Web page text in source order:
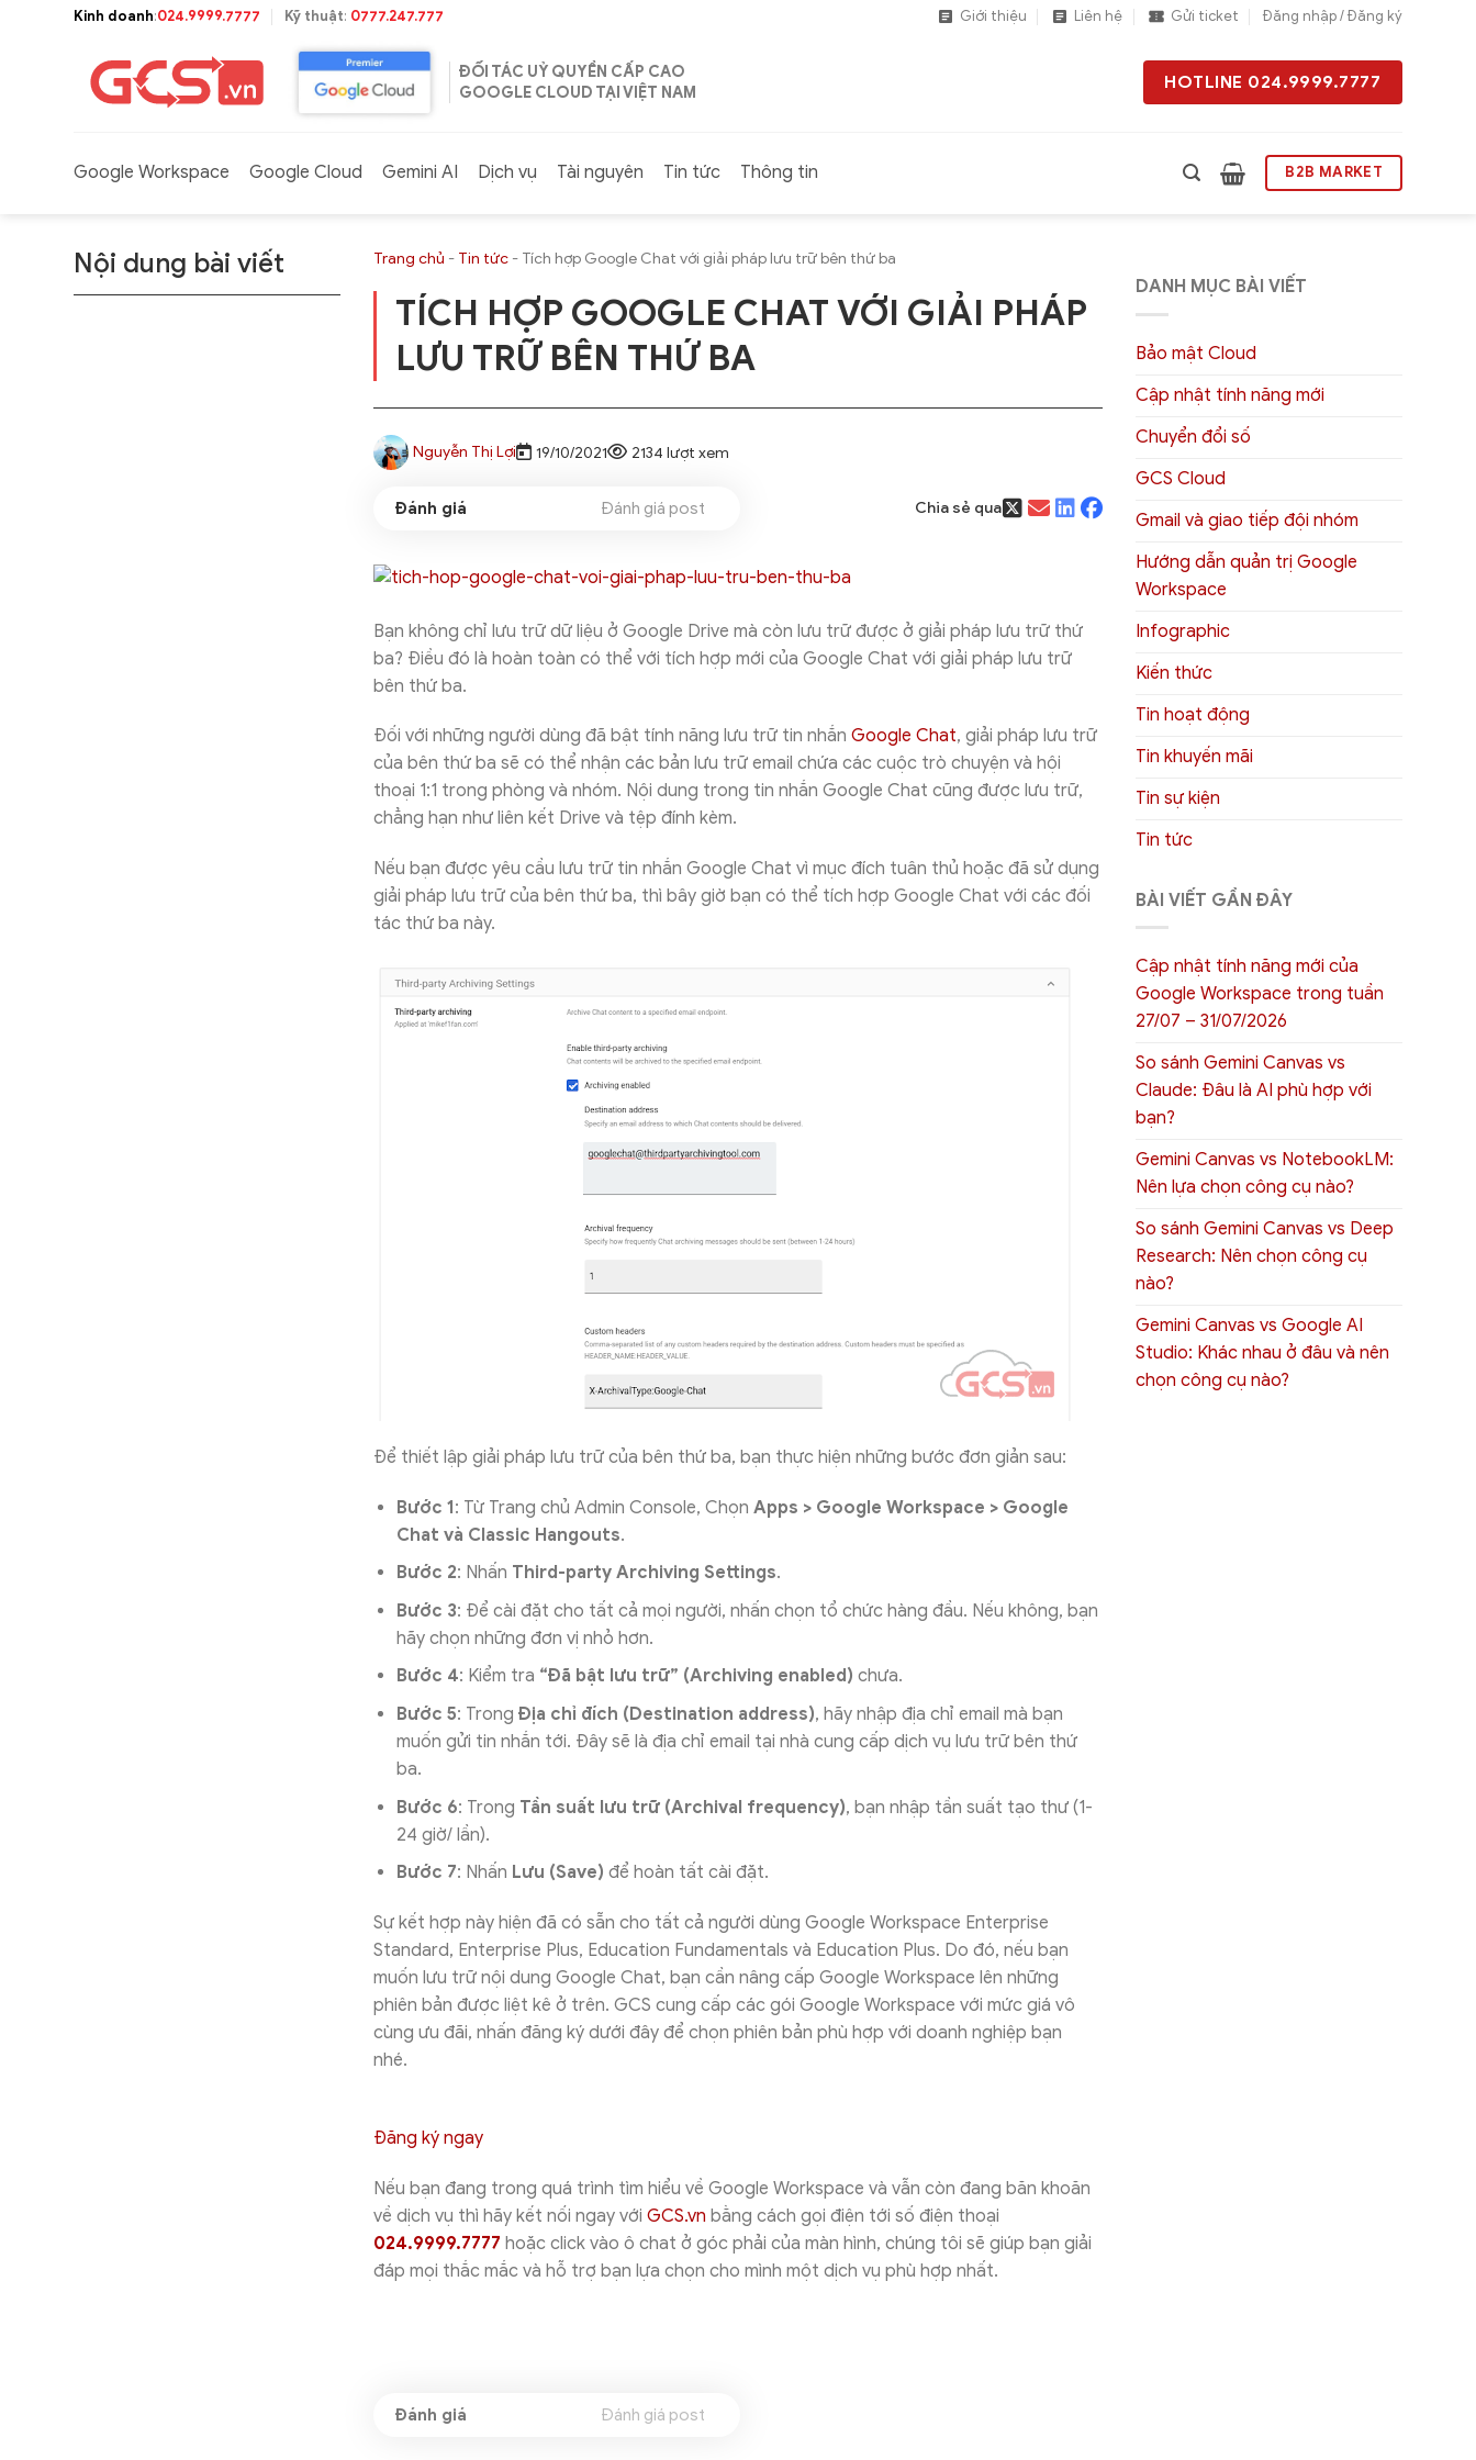
Kinh doanh:024.9999.7777 Kỹ thuật: 0777.247.777 Giới thiệu Liên hệ Gửi ticket Đăng nhập / Đăng ký
ĐỐI TÁC UỶ QUYỀN CẤP CAO
GOOGLE CLOUD TẠI VIỆT NAM
HOTLINE 024.9999.7777
Google Workspace Google Cloud Gemini AI Dịch vụ Tài nguyên Tin tức Thông tin B2B MARKET
Nội dung bài viết Trang chủ - Tin tức- Tích hợp Google Chat với giải pháp lưu trữ bên thứ ba
TÍCH HỢP GOOGLE CHAT VỚI GIẢI PHÁP
LƯU TRỮ BÊN THỨ BA
Nguyễn Thị Lợi 19/10/2021 2134 lượt xem
Đánh giá post Chia sẻ qua
Bạn không chỉ lưu trữ dữ liệu ở Google Drive mà còn lưu trữ được ở giải pháp lưu trữ thứ
ba? Điều đó là hoàn toàn có thể với tích hợp mới của Google Chat với giải pháp lưu trữ
bên thứ ba.
Đối với những người dùng đã bật tính năng lưu trữ tin nhắn Google Chat, giải pháp lưu trữ
của bên thứ ba sẽ có thể nhận các bản lưu trữ email chứa các cuộc trò chuyện và hội
thoại 1:1 trong phòng và nhóm. Nội dung trong tin nhắn Google Chat cũng được lưu trữ,
chẳng hạn như liên kết Drive và tệp đính kèm.
Nếu bạn được yêu cầu lưu trữ tin nhắn Google Chat vì mục đích tuân thủ hoặc đã sử dụng
giải pháp lưu trữ của bên thứ ba, thì bây giờ bạn có thể tích hợp Google Chat với các đối
tác thứ ba này.
Để thiết lập giải pháp lưu trữ của bên thứ ba, bạn thực hiện những bước đơn giản sau:
Bước 1: Từ Trang chủ Admin Console, Chọn Apps > Google Workspace > Google
Chat và Classic Hangouts.
Bước 2: Nhấn Third-party Archiving Settings.
Bước 3: Để cài đặt cho tất cả mọi người, nhấn chọn tổ chức hàng đầu. Nếu không, bạn
hãy chọn những đơn vị nhỏ hơn.
Bước 4: Kiểm tra “Đã bật lưu trữ” (Archiving enabled) chưa.
Bước 5: Trong Địa chỉ đích (Destination address), hãy nhập địa chỉ email mà bạn
muốn gửi tin nhắn tới. Đây sẽ là địa chỉ email tại nhà cung cấp dịch vụ lưu trữ bên thứ
ba.
Bước 6: Trong Tần suất lưu trữ (Archival frequency), bạn nhập tần suất tạo thư (1-
24 giờ/ lần).
Bước 7: Nhấn Lưu (Save) để hoàn tất cài đặt.
Sự kết hợp này hiện đã có sẵn cho tất cả người dùng Google Workspace Enterprise
Standard, Enterprise Plus, Education Fundamentals và Education Plus. Do đó, nếu bạn
muốn lưu trữ nội dung Google Chat, bạn cần nâng cấp Google Workspace lên những
phiên bản được liệt kê ở trên. GCS cung cấp các gói Google Workspace với mức giá vô
cùng ưu đãi, nhấn đăng ký dưới đây để chọn phiên bản phù hợp với doanh nghiệp bạn
nhé.
Đăng ký ngay
Nếu bạn đang trong quá trình tìm hiểu về Google Workspace và vẫn còn đang băn khoăn
về dịch vụ thì hãy kết nối ngay với GCS.vn bằng cách gọi điện tới số điện thoại
024.9999.7777 hoặc click vào ô chat ở góc phải của màn hình, chúng tôi sẽ giúp bạn giải
đáp mọi thắc mắc và hỗ trợ bạn lựa chọn cho mình một dịch vụ phù hợp nhất.
Đánh giá post
DANH MỤC BÀI VIẾT
Bảo mật Cloud
Cập nhật tính năng mới
Chuyển đổi số
GCS Cloud
Gmail và giao tiếp đội nhóm
Hướng dẫn quản trị Google
Workspace
Infographic
Kiến thức
Tin hoạt động
Tin khuyến mãi
Tin sự kiện
Tin tức
BÀI VIẾT GẦN ĐÂY
Cập nhật tính năng mới của
Google Workspace trong tuần
27/07 – 31/07/2026
So sánh Gemini Canvas vs
Claude: Đâu là AI phù hợp với
bạn?
Gemini Canvas vs NotebookLM:
Nên lựa chọn công cụ nào?
So sánh Gemini Canvas vs Deep
Research: Nên chọn công cụ
nào?
Gemini Canvas vs Google AI
Studio: Khác nhau ở đâu và nên
chọn công cụ nào?